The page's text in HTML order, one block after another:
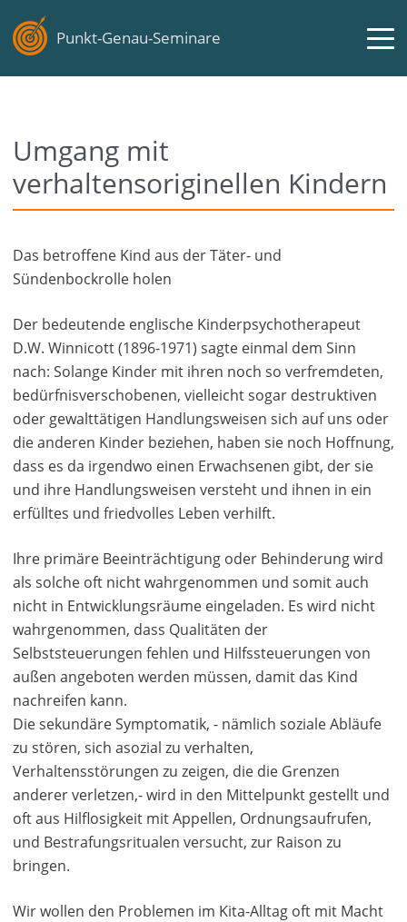
Punkt-Genau-Seminare
Umgang mit
verhaltensoriginellen Kindern
Das betroffene Kind aus der Täter- und
Sündenbockrolle holen
Der bedeutende englische Kinderpsychotherapeut
D.W. Winnicott (1896-1971) sagte einmal dem Sinn
nach: Solange Kinder mit ihren noch so verfremdeten,
bedürfnisverschobenen, vielleicht sogar destruktiven
oder gewalttätigen Handlungsweisen sich auf uns oder
die anderen Kinder beziehen, haben sie noch Hoffnung,
dass es da irgendwo einen Erwachsenen gibt, der sie
und ihre Handlungsweisen versteht und ihnen in ein
erfülltes und friedvolles Leben verhilft.
Ihre primäre Beeinträchtigung oder Behinderung wird
als solche oft nicht wahrgenommen und somit auch
nicht in Entwicklungsräume eingeladen. Es wird nicht
wahrgenommen, dass Qualitäten der
Selbststeuerungen fehlen und Hilfssteuerungen von
außen angeboten werden müssen, damit das Kind
nachreifen kann.
Die sekundäre Symptomatik, - nämlich soziale Abläufe
zu stören, sich asozial zu verhalten,
Verhaltensstörungen zu zeigen, die die Grenzen
anderer verletzen,- wird in den Mittelpunkt gestellt und
oft aus Hilflosigkeit mit Appellen, Ordnungsaufrufen,
und Bestrafungsritualen versucht, zur Raison zu
bringen.
Wir wollen den Problemen im Kita-Alltag oft mit Macht